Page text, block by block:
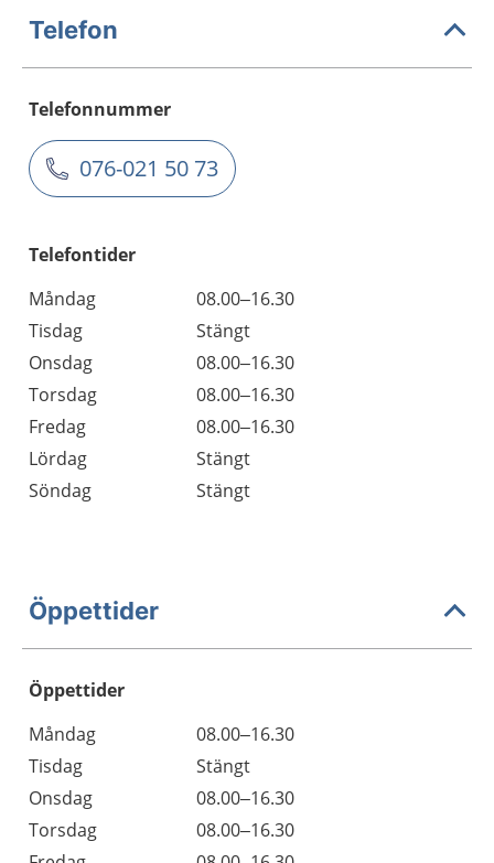
Telefon
Telefonnummer
076-021 50 73
Telefontider
Måndag
08.00–16.30
Tisdag
Stängt
Onsdag
08.00–16.30
Torsdag
08.00–16.30
Fredag
08.00–16.30
Lördag
Stängt
Söndag
Stängt
Öppettider
Öppettider
Dag
Öppettider
Kommentarer
Måndag
08.00–16.30
Tisdag
Stängt
Onsdag
08.00–16.30
Torsdag
08.00–16.30